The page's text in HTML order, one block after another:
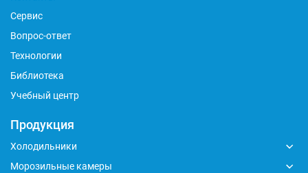
Сервис
Вопрос-ответ
Технологии
Библиотека
Учебный центр
Продукция
Холодильники
Морозильные камеры